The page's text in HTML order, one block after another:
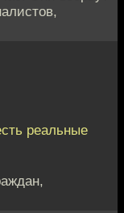
реальные